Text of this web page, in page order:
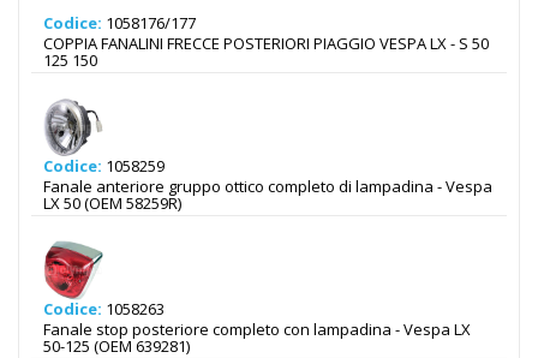
Codice: 1058176/177
COPPIA FANALINI FRECCE POSTERIORI PIAGGIO VESPA LX - S 50
125 150
Codice: 1058259
Fanale anteriore gruppo ottico completo di lampadina - Vespa
LX 50 (OEM 58259R)
Codice: 1058263
Fanale stop posteriore completo con lampadina - Vespa LX
50-125 (OEM 639281)